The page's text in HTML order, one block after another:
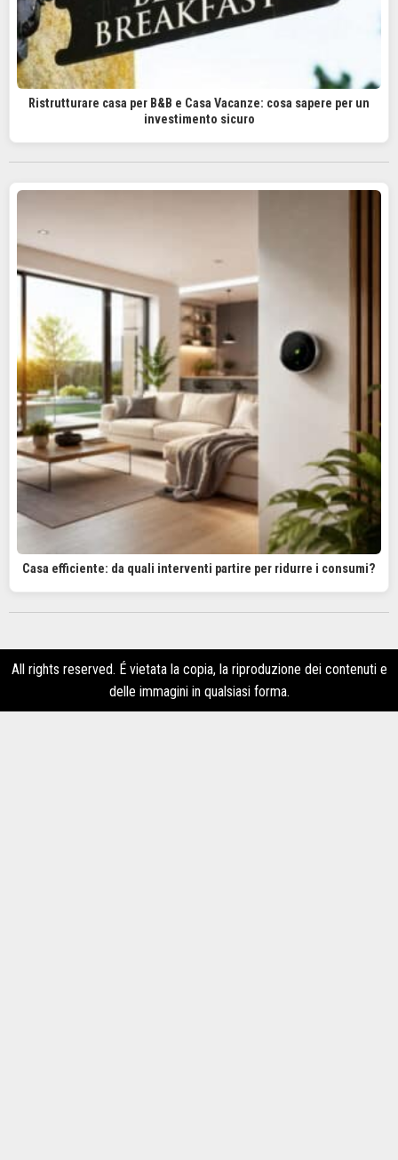
Ristrutturare casa per B&B e Casa Vacanze: cosa sapere per un
investimento sicuro
Casa efficiente: da quali interventi partire per ridurre i consumi?
All rights reserved. É vietata la copia, la riproduzione dei contenuti e
delle immagini in qualsiasi forma.